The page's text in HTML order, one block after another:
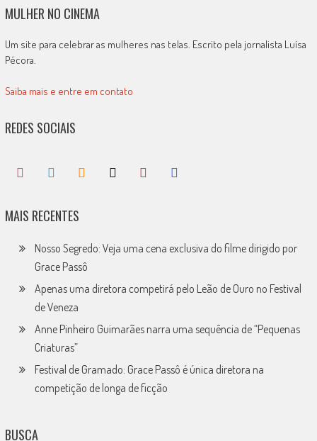
MULHER NO CINEMA
Um site para celebrar as mulheres nas telas. Escrito pela jornalista Luísa
Pécora.
Saiba mais e entre em contato
REDES SOCIAIS
MAIS RECENTES
Nosso Segredo: Veja uma cena exclusiva do filme dirigido por
Grace Passô
Apenas uma diretora competirá pelo Leão de Ouro no Festival
de Veneza
Anne Pinheiro Guimarães narra uma sequência de “Pequenas
Criaturas”
Festival de Gramado: Grace Passô é única diretora na
competição de longa de ficção
BUSCA